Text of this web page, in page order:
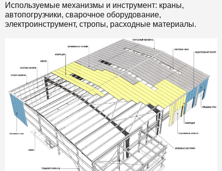
Используемые механизмы и инструмент: краны,
автопогрузчики, сварочное оборудование,
электроинструмент, стропы, расходные материалы.